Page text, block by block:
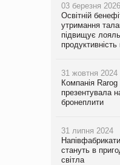
03 березня 2026
Освітній
утримання
підвищує
31 жовтня 2024
Компанія
презентувала
бронеплити
31 липня 2024
стануть в
світла